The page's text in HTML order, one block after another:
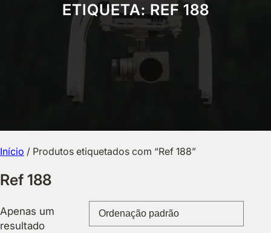
ETIQUETA:REF 188
Início / Produtos etiquetados com “Ref 188”
Ref 188
Apenas um
resultado